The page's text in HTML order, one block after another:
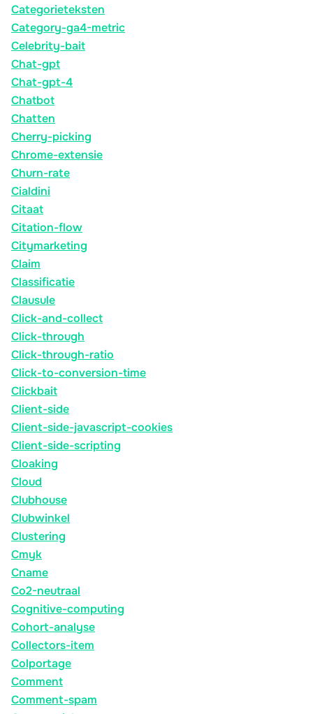
Categorieteksten
Category-ga4-metric
Celebrity-bait
Chat-gpt
Chat-gpt-4
Chatbot
Chatten
Cherry-picking
Chrome-extensie
Churn-rate
Cialdini
Citaat
Citation-flow
Citymarketing
Claim
Classificatie
Clausule
Click-and-collect
Click-through
Click-through-ratio
Click-to-conversion-time
Clickbait
Client-side
Client-side-javascript-cookies
Client-side-scripting
Cloaking
Cloud
Clubhouse
Clubwinkel
Clustering
Cmyk
Cname
Co2-neutraal
Cognitive-computing
Cohort-analyse
Collectors-item
Colportage
Comment
Comment-spam